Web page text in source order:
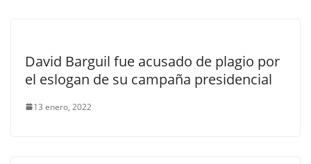
David Barguil fue acusado de plagio por
el eslogan de su campaña presidencial
13 enero, 2022